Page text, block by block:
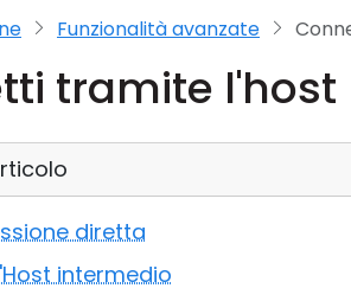
Funzionalità avanzate
tramite l'host
diretta
intermedio